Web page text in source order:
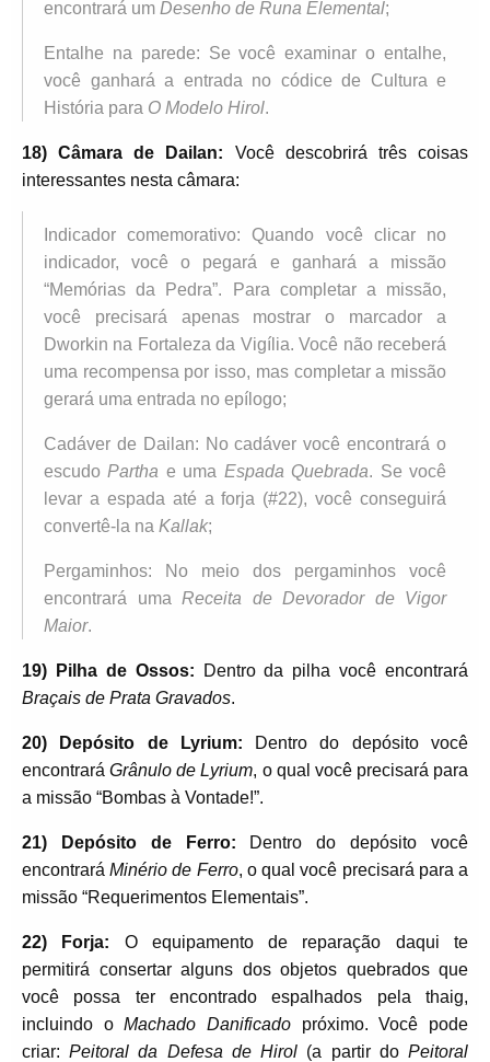
encontrará um Desenho de Runa Elemental;
Entalhe na parede: Se você examinar o entalhe,
você ganhará a entrada no códice de Cultura e
História para O Modelo Hirol.
18) Câmara de Dailan: Você descobrirá três coisas
interessantes nesta câmara:
Indicador comemorativo: Quando você clicar no
indicador, você o pegará e ganhará a missão
“Memórias da Pedra”. Para completar a missão,
você precisará apenas mostrar o marcador a
Dworkin na Fortaleza da Vigília. Você não receberá
uma recompensa por isso, mas completar a missão
gerará uma entrada no epílogo;
Cadáver de Dailan: No cadáver você encontrará o
escudoPartha e uma Espada Quebrada. Se você
levar a espada até a forja (#22), você conseguirá
convertê-la na Kallak;
Pergaminhos: No meio dos pergaminhos você
encontrará uma Receita de Devorador de Vigor
Maior.
19) Pilha de Ossos:
Dentro da pilha você encontrará
Braçais de Prata Gravados.
20) Depósito de Lyrium:
Dentro do depósito você
encontraráGrânulo de Lyrium, o qual você precisará para
a missão “Bombas à Vontade!”.
21) Depósito de Ferro: Dentro do depósito você
encontraráMinério de Ferro, o qual você precisará para a
missão “Requerimentos Elementais”.
22) Forja: O equipamento de reparação daqui te
permitirá consertar alguns dos objetos quebrados que
você possa ter encontrado espalhados pela thaig,
incluindo oMachado Danificado próximo. Você pode
criar:Peitoral da Defesa de Hirol (a partir doPeitoral